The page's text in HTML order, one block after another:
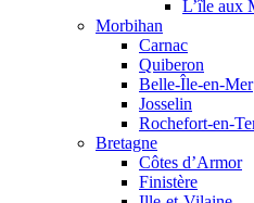
L’île aux
Morbihan
Carnac
Quiberon
Belle-Île-en-Mer
Josselin
Rochefort-en-
Bretagne
Côtes d’Armor
Finistère